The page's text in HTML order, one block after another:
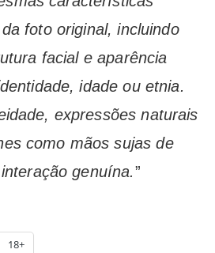
foto original, incluindo
facial e aparência
idade ou etnia.
expressões naturais
como mãos sujas de
genuína.”
18+